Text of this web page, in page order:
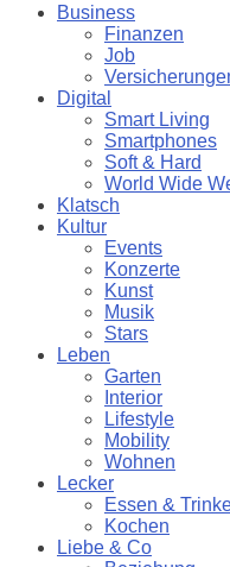
Business
Finanzen
Job
Digital
Smart Living
Smartphones
Soft & Hard
World Wide
Klatsch
Kultur
Events
Konzerte
Kunst
Musik
Stars
Leben
Garten
Interior
Lifestyle
Mobility
Wohnen
Lecker
Essen &
Kochen
Liebe & Co